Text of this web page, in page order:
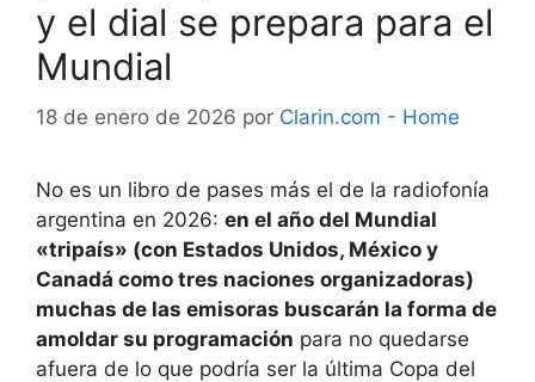
y el dial se prepara para el
Mundial
18 de enero de 2026 por Clarin.com - Home
No es un libro de pases más el de la radiofonía
argentina en 2026: en el año del Mundial
«tripaís» (con Estados Unidos, México y
Canadá como tres naciones organizadoras)
muchas de las emisoras buscarán la forma de
amoldar su programación para no quedarse
afuera de lo que podría ser la última Copa del